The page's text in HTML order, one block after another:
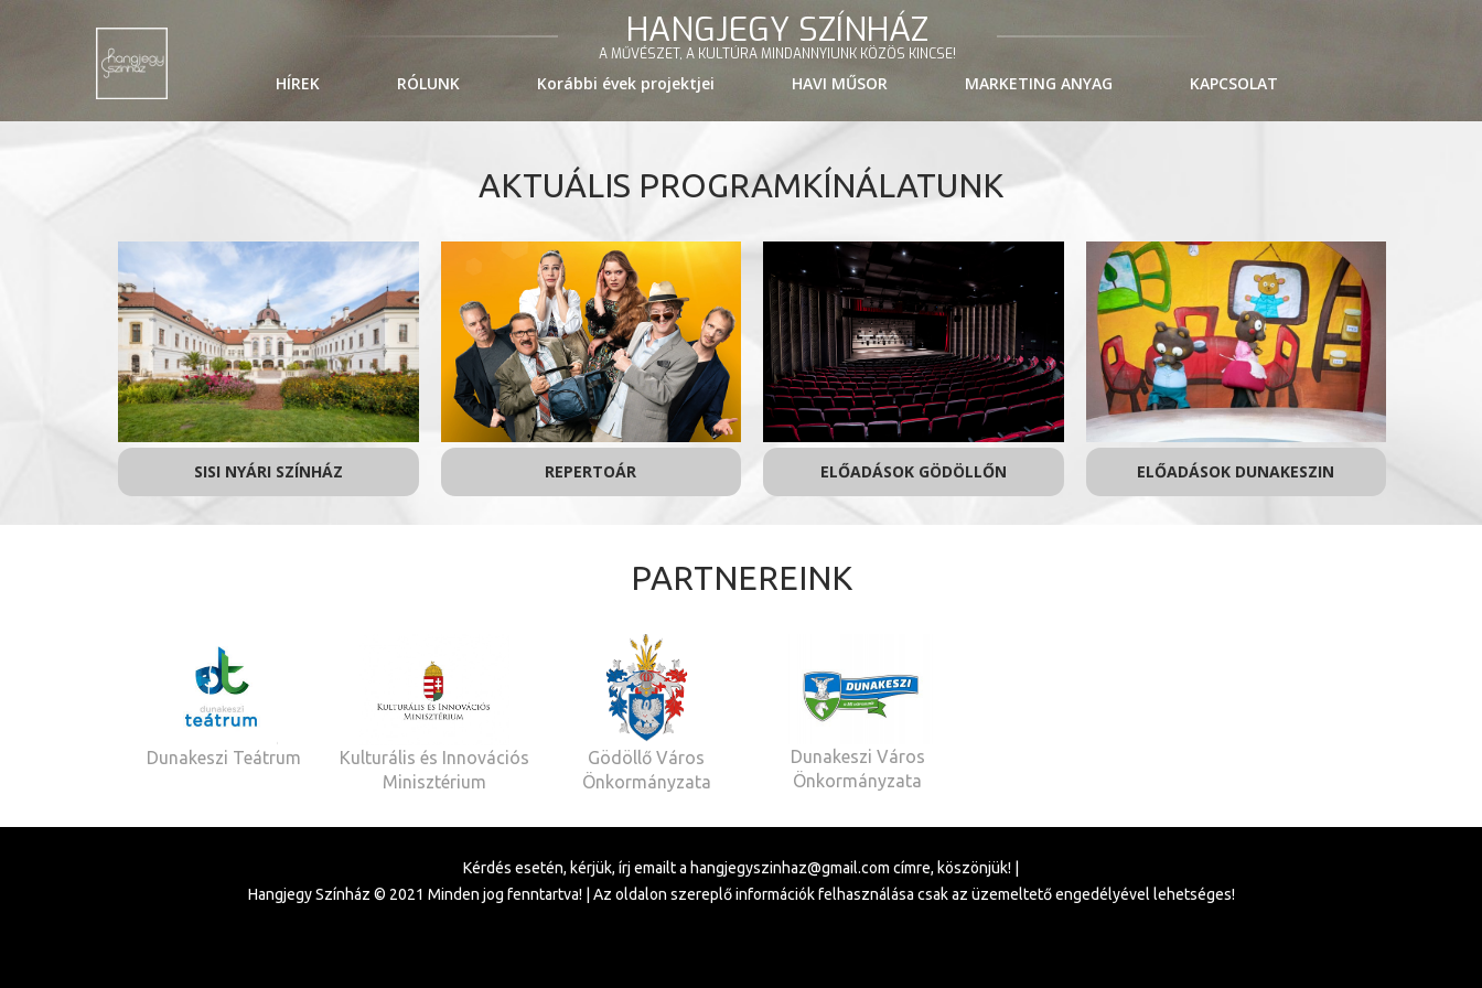
HANGJEGY SZÍNHÁZ
A MŰVÉSZET, A KULTÚRA MINDANNYIUNK KÖZÖS KINCSE!
HÍREK RÓLUNK Korábbi évek projektjei HAVI MŰSOR MARKETING ANYAG KAPCSOLAT
AKTUÁLIS PROGRAMKÍNÁLATUNK
SISI NYÁRI SZÍNHÁZ REPERTOÁR ELŐADÁSOK GÖDÖLLŐN ELŐADÁSOK DUNAKESZIN
PARTNEREINK
Dunakeszi Teátrum
Kulturális és Innovációs
Minisztérium
Gödöllő Város
Önkormányzata
Dunakeszi Város
Önkormányzata
Kérdés esetén, kérjük, írj emailt a hangjegyszinhaz@gmail.com címre, köszönjük! |
Hangjegy Színház © 2021 Minden jog fenntartva! | Az oldalon szereplő információk felhasználása csak az üzemeltető engedélyével lehetséges!